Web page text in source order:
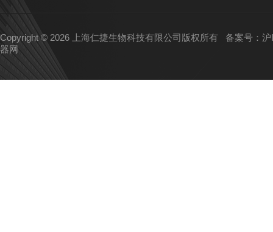
Copyright © 2026 上海仁捷生物科技有限公司版权所有 备案号：
器网